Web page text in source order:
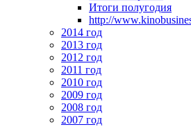
Итоги полугодия
http://
2014 год
2013 год
2012 год
2011 год
2010 год
2009 год
2008 год
2007 год